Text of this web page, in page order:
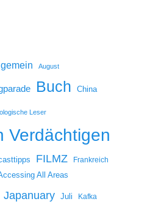
August
Buch China
Leser
Verdächtigen
FILMZ
Frankreich
All Areas
Japanuary Juli Kafka